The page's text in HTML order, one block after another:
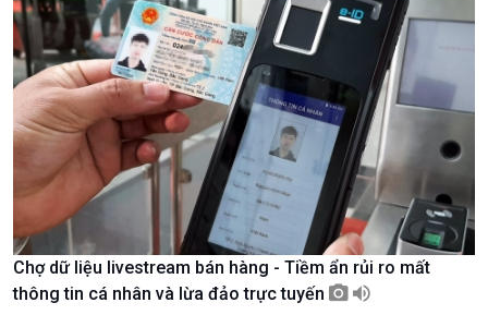
Chợ dữ liệu livestream bán hàng - Tiềm ẩn rủi ro mất
thông tin cá nhân và lừa đảo trực tuyến